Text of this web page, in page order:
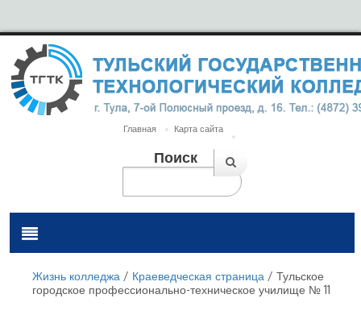
Главная Карта сайта
Поиск
Жизнь колледжа / Краеведческая страница / Тульское
городское профессионально-техническое училище № 11